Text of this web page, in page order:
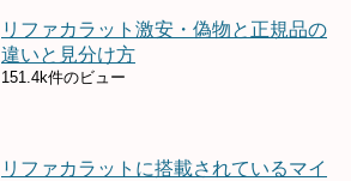
リファカラット激安・偽物と正規品の
違いと見分け方
151.4k件のビュー
リファカラットに搭載されているマイ